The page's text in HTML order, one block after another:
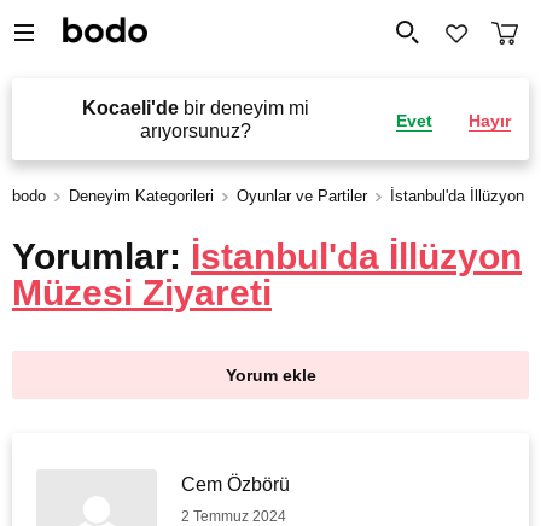
Kocaeli'debir deneyim mi
arıyorsunuz?
Evet Hayır
bodo Deneyim Kategorileri Oyunlar ve Partiler İstanbul'da İllüzyon
Yorumlar: İstanbul'da İllüzyon
Müzesi Ziyareti
Yorum ekle
Cem Özbörü
2 Temmuz 2024